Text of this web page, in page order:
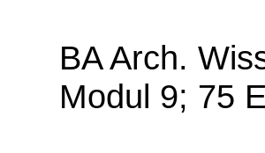
BA Arch.
Modul 9; 75